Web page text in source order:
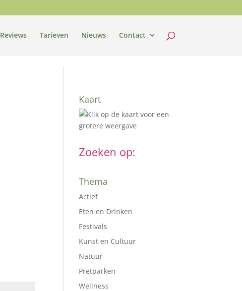
Reviews Tarieven Nieuws Contact
Kaart
Zoeken op:
Thema
Actief
Eten en Drinken
Festivals
Kunst en Cultuur
Natuur
Pretparken
Wellness